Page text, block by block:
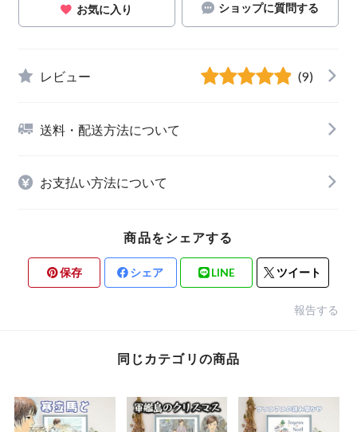
お気に入り ショップに質問する
レビュー (9)
送料・配送方法について
お支払い方法について
商品をシェアする
保存 シェア LINE ツイート
報告する
同じカテゴリの商品